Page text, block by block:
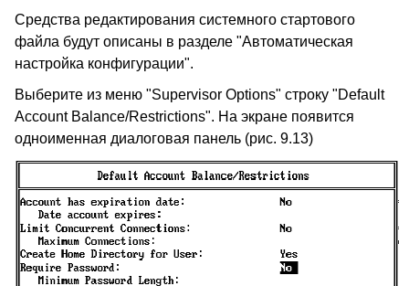
Средства редактирования системного стартового
файла будут описаны в разделе "Автоматическая
настройка конфигурации".
Выберите из меню "Supervisor Options" строку "Default
Account Balance/Restrictions". На экране появится
одноименная диалоговая панель (рис. 9.13)